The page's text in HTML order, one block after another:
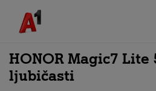
Svi uređaji
HONOR Magic7 Lite
ljubičasti